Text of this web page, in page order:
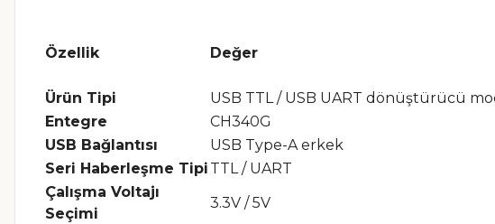
Özellik Değer
Ürün Tipi
USB TTL / USB UART dönüştürücü
Entegre
CH340G
USB Bağlantısı
USB Type-A erkek
Seri Haberleşme Tipi TTL / UART
Çalışma Voltajı
Seçimi
3.3V / 5V